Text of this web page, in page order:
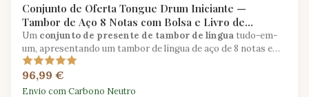
Conjunto de Oferta Tongue Drum Iniciante —
Tambor de Aço 8 Notas com Bolsa e Livro de
Músicas
Um conjunto de presente de tambor de língua tudo-em-
um, apresentando um tambor de língua de aço de 8 notas em
Dó maior, uma bolsa acolchoada, dois malhos e um livro de
canções para iniciantes.
96,99 €
Envio com Carbono Neutro